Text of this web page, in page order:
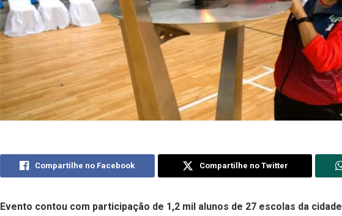
Compartilhe no Facebook Compartilhe no Twitter
Evento contou com participação de 1,2 mil alunos de 27 escolas da cidade